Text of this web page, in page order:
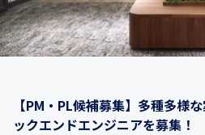
【PM・PL候補募集】多種多様
ックエンドエンジニアを募集！